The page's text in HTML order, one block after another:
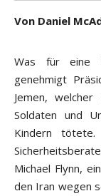
Von Daniel
Was für eine
genehmigt
Jemen, welcher
Soldaten und
Kindern tötete.
Michael Flynn,
den Iran wegen